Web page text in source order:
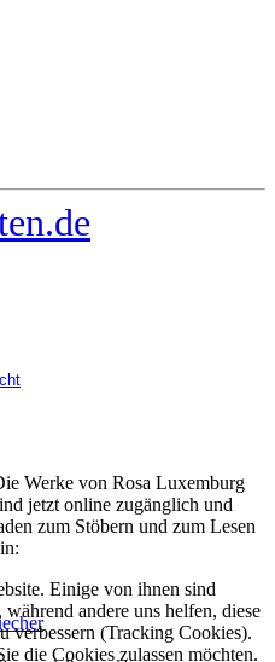
Werke von Rosa Luxemburg
jetzt online zugänglich und
zum Stöbern und zum Lesen
Einige von ihnen sind
andere uns helfen, diese
verbessern (Tracking Cookies).
die Cookies zulassen möchten.